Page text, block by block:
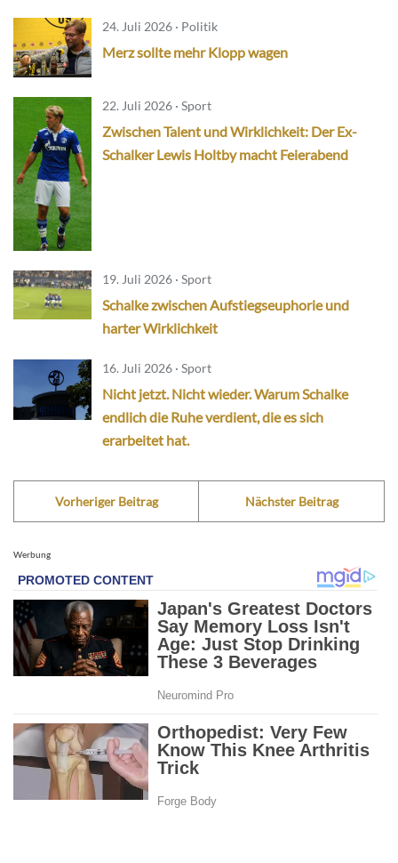
24. Juli 2026 · Politik
Merz sollte mehr Klopp wagen
22. Juli 2026 · Sport
Zwischen Talent und Wirklichkeit: Der Ex-
Schalker Lewis Holtby macht Feierabend
19. Juli 2026 · Sport
Schalke zwischen Aufstiegseuphorie und
harter Wirklichkeit
16. Juli 2026 · Sport
Nicht jetzt. Nicht wieder. Warum Schalke
endlich die Ruhe verdient, die es sich
erarbeitet hat.
Vorheriger Beitrag Nächster Beitrag
Werbung